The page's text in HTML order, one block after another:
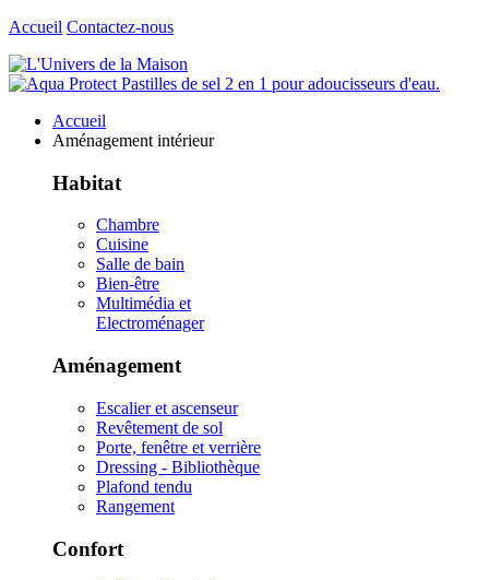
Accueil Contactez-nous
Accueil
Aménagement intérieur
Habitat
Chambre
Cuisine
Salle de bain
Bien-être
Multimédia et
Electroménager
Aménagement
Escalier et ascenseur
Revêtement de sol
Porte, fenêtre et verrière
Dressing - Bibliothèque
Plafond tendu
Rangement
Confort